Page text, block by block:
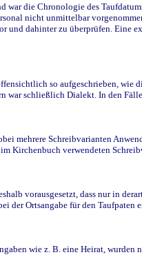
die Chronologie des
nicht unmittelbar
dahinter zu überprüfen. Eine
so aufgeschrieben, wie
war schließlich Dialekt. In den
mehrere Schreibvarianten
Kirchenbuch verwendeten
vorausgesetzt, dass nur in
Ortsangabe für den
wie z. B. eine Heirat, wurden